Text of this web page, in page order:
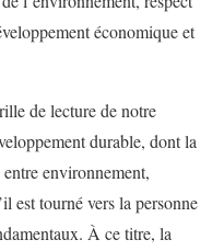
économique et
de lecture de notre
durable, dont la
environnement,
est tourné vers la personne
À ce titre, la